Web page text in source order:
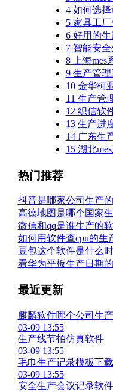
4如何选择
5家具工厂
6好用的生
7智能安全
8上海mes
9生产管理
10金华柯
11 生产管
12 织信软
13生产进
14广东生
15湖北
热门推荐
抖音是哪家公司生产
高德地图是哪个国家
微信和qq是谁生产的
如何用软件查cpu的生
豆包这个软件是什么
看华为平板生产日期
最近更新
麒麟软件哪个公司生
03-09 13:55
生产线节拍仿真软件
03-09 13:55
毛巾生产记录模板下
03-09 13:55
安全生产会议记录软件